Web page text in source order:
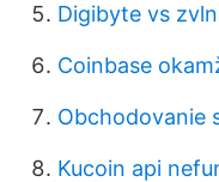
Digibyte vs
Coinbase
Obchodovanie
Kucoin api